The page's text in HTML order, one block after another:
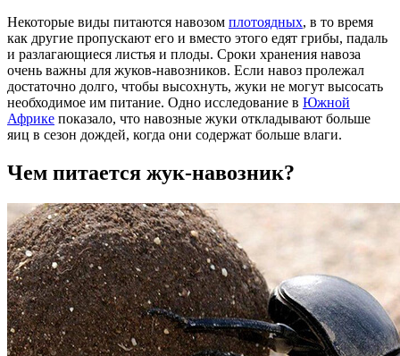
Некоторые виды питаются навозом плотоядных, в то время
как другие пропускают его и вместо этого едят грибы, падаль
и разлагающиеся листья и плоды. Сроки хранения навоза
очень важны для жуков-навозников. Если навоз пролежал
достаточно долго, чтобы высохнуть, жуки не могут высосать
необходимое им питание. Одно исследование в Южной
Африке показало, что навозные жуки откладывают больше
яиц в сезон дождей, когда они содержат больше влаги.
Чем питается жук-навозник?